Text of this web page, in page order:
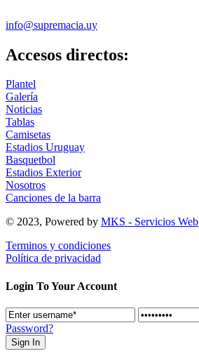
info@supremacia.uy
Accesos directos:
Plantel
Galería
Noticias
Tablas
Camisetas
Estadios Uruguay
Basquetbol
Estadios Exterior
Nosotros
Canciones de la barra
© 2023, Powered by MKS - Servicios Web
Terminos y condiciones
Política de privacidad
Login To Your Account
Password?